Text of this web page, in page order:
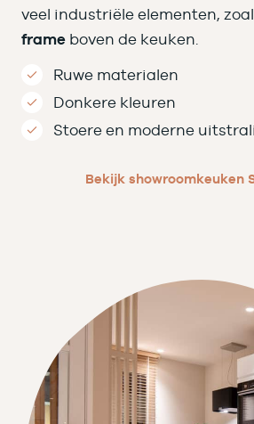
veel industriële elementen,
frame boven de keuken.
Ruwe materialen
Donkere kleuren
Stoere en moderne
Bekijk showroomkeuken